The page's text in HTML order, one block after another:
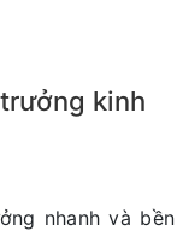
kinh
nhanh và bền